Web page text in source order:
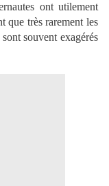
ont utilement
que très rarement les
souvent exagérés